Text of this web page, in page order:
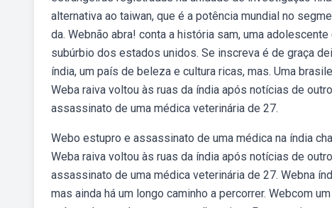
alternativa ao taiwan, que é a potência mundial no
da. Webnão abra! conta a história sam, uma
subúrbio dos estados unidos. Se inscreva é de graça
índia, um país de beleza e cultura ricas, mas. Uma
Weba raiva voltou às ruas da índia após notícias de
assassinato de uma médica veterinária de 27.
Webo estupro e assassinato de uma médica na índia
Weba raiva voltou às ruas da índia após notícias de
assassinato de uma médica veterinária de 27. Webna
mas ainda há um longo caminho a percorrer. Webcom